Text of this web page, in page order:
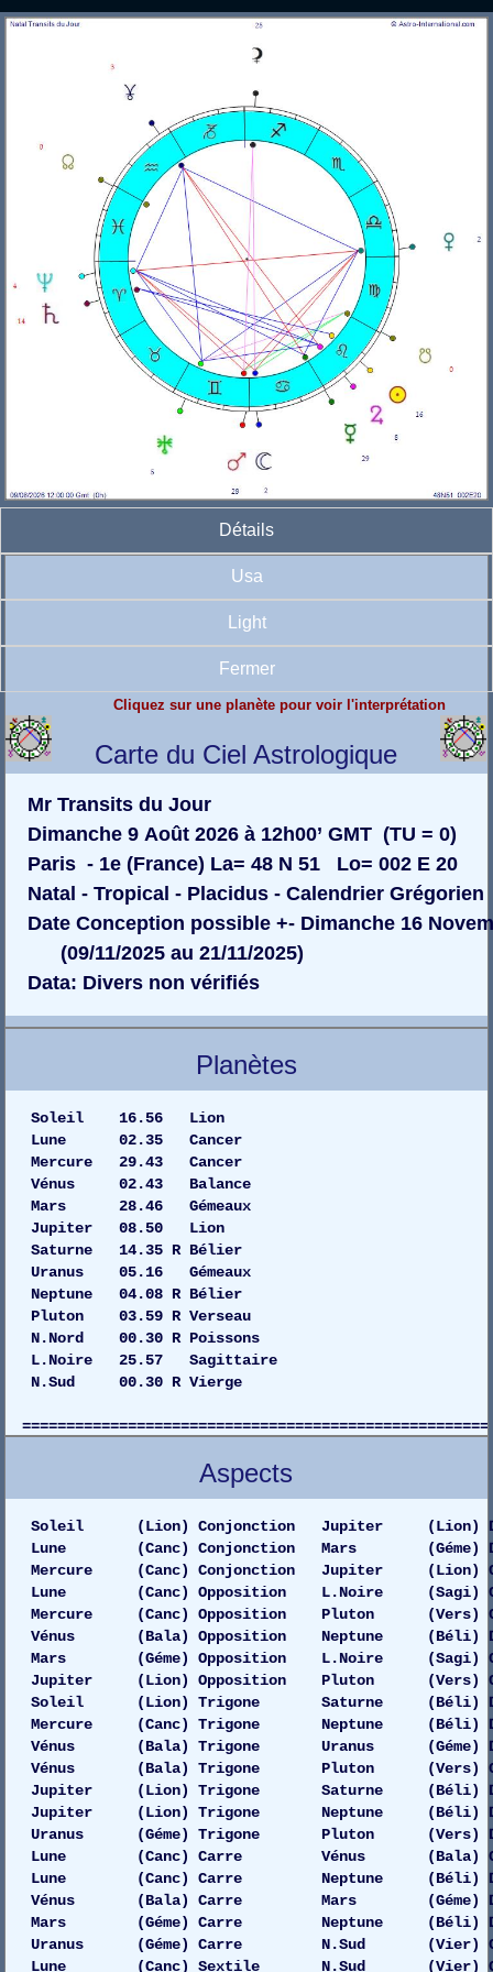
Détails
Usa
Light
Fermer
Cliquez sur une planète pour voir l'interprétation
Carte du Ciel Astrologique
Mr Transits du Jour
Dimanche 9 Août 2026 à 12h00’ GMT (TU = 0)
Paris - 1e (France) La= 48 N 51 Lo= 002 E 20
Natal - Tropical - Placidus - Calendrier Grégorien
Date Conception possible +- Dimanche 16
(09/11/2025 au 21/11/2025)
Data: Divers non vérifiés
Planètes
Soleil 16.56 Lion
Lune 02.35 Cancer
Mercure 29.43 Cancer
Vénus 02.43 Balance
Mars 28.46 Gémeaux
Jupiter 08.50 Lion
Saturne 14.35 R Bélier
Uranus 05.16 Gémeaux
Neptune 04.08 R Bélier
Pluton 03.59 R Verseau
N.Nord 00.30 R Poissons
L.Noire 25.57 Sagittaire
N.Sud 00.30 R Vierge
Soleil 139,3809042912 15 N 45
Lune 092,9102165686 27 N 51
Vénus 182,1662897390 01 S 49 -
Mars 088,6512812270 23 N 38
Jupiter 131,3126686670 18 N 32
Saturne 014,4315899001 03 N 23 -
Uranus 063,4136283673 21 N 01 -
Neptune 004,3374773161 00 N 20 -
Pluton 307,3402901755 23 S 36 -
Mer // Ura
================== Heures Planétaires GMT
Vénus 00:00:00
Mercure 00:43:23
Lune 01:30:30
Saturne 02:17:36
Jupiter 03:04:43
Aspects
Soleil (Lion) Conjonction Jupiter (Lion)
Lune (Canc) Conjonction Mars (Géme)
Mercure (Canc) Conjonction Jupiter (Lion)
Lune (Canc) Opposition L.Noire (Sagi)
Mercure (Canc) Opposition Pluton (Vers)
Vénus (Bala) Opposition Neptune (Béli)
Mars (Géme) Opposition L.Noire (Sagi)
Jupiter (Lion) Opposition Pluton (Vers)
Soleil (Lion) Trigone Saturne (Béli)
Mercure (Canc) Trigone Neptune (Béli)
Vénus (Bala) Trigone Uranus (Géme)
Vénus (Bala) Trigone Pluton (Vers)
Jupiter (Lion) Trigone Saturne (Béli)
Jupiter (Lion) Trigone Neptune (Béli)
Uranus (Géme) Trigone Pluton (Vers)
Lune (Canc) Carre Vénus (Bala)
Lune (Canc) Carre Neptune (Béli)
Vénus (Bala) Carre Mars (Géme)
Mars (Géme) Carre Neptune (Béli)
Uranus (Géme) Carre N.Sud (Vier)
Lune (Canc) Sextile N.Sud (Vier)